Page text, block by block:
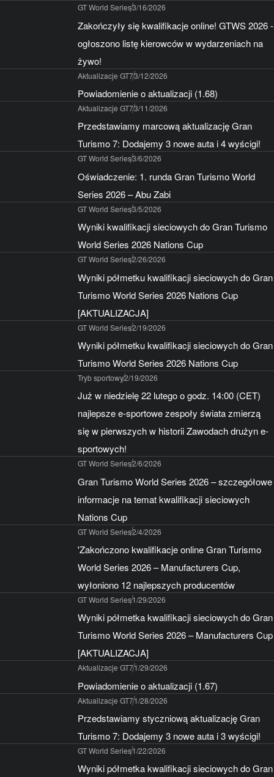
GT World Series3/16/2026
Zakończyły się kwalifikacje online! GTWS 2026 -
ogłoszono listę kierowców w wydarzeniach na
żywo!
Aktualizacje GT73/12/2026
Powiadomienie o aktualizacji (1.68)
Aktualizacje GT73/11/2026
Przedstawiamy marcową aktualizację Gran
Turismo 7: Dodajemy 3 nowe auta i 4 wyścigi!
GT World Series3/6/2026
Oświadczenie: 1. runda Gran Turismo World
Series 2026 – Abu Zabi
GT World Series3/5/2026
Wyniki kwalifikacji sieciowych do Gran Turismo
World Series 2026 Nations Cup
GT World Series2/26/2026
Wyniki półmetku kwalifikacji sieciowych do Gran
Turismo World Series 2026 Nations Cup
[AKTUALIZACJA]
GT World Series2/19/2026
Wyniki półmetku kwalifikacji sieciowych do Gran
Turismo World Series 2026 Nations Cup
Tryb sportowy2/19/2026
Już w niedzielę 22 lutego o godz. 14:00 (CET)
najlepsze e-sportowe zespoły świata zmierzą
się w pierwszych w historii Zawodach drużyn e-
sportowych!
GT World Series2/6/2026
Gran Turismo World Series 2026 – szczegółowe
informacje na temat kwalifikacji sieciowych
Nations Cup
GT World Series2/4/2026
'Zakończono kwalifikacje online Gran Turismo
World Series 2026 – Manufacturers Cup,
wyłoniono 12 najlepszych producentów
GT World Series1/29/2026
Wyniki półmetka kwalifikacji sieciowych do Gran
Turismo World Series 2026 – Manufacturers Cup
[AKTUALIZACJA]
Aktualizacje GT71/29/2026
Powiadomienie o aktualizacji (1.67)
Aktualizacje GT71/28/2026
Przedstawiamy styczniową aktualizację Gran
Turismo 7: Dodajemy 3 nowe auta i 3 wyścigi!
GT World Series1/22/2026
Wyniki półmetka kwalifikacji sieciowych do Gran